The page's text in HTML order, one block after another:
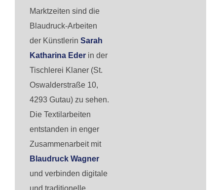
Marktzeiten sind die
Blaudruck-Arbeiten
der Künstlerin Sarah
Katharina Eder in der
Tischlerei Klaner (St.
Oswalderstraße 10,
4293 Gutau) zu sehen.
Die Textilarbeiten
entstanden in enger
Zusammenarbeit mit
Blaudruck Wagner
und verbinden digitale